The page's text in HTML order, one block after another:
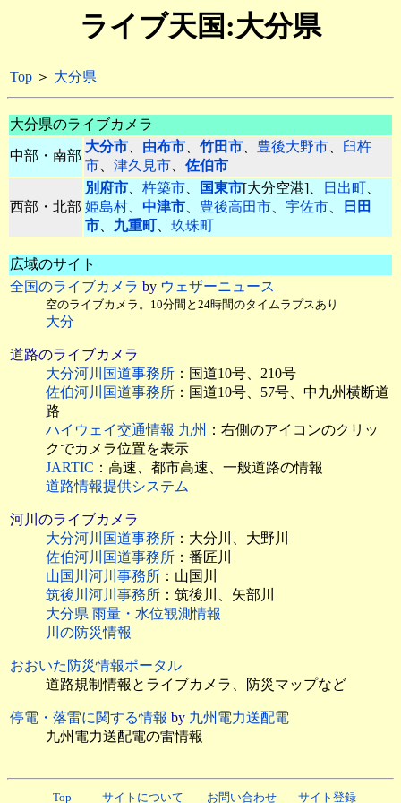
ライブ天国:大分県
Top ＞ 大分県
大分県のライブカメラ
中部・南部
大分市、 由布市、 竹田市、 豊後大野市、 臼杵
市、 津久見市、 佐伯市
西部・北部
別府市、 杵築市、 国東市[大分空港]、 日出町、
姫島村、 中津市、 豊後高田市、 宇佐市、
日田
市、 九重町、 玖珠町
広域のサイト
全国のライブカメラ by ウェザーニュース
空のライブカメラ。10分間と24時間のタイムラプスあり
大分
道路のライブカメラ
大分河川国道事務所 ：国道10号、210号
佐伯河川国道事務所 ：国道10号、57号、中九州横断道
路
ハイウェイ交通情報 九州 ：右側のアイコンのクリッ
クでカメラ位置を表示
JARTIC ：高速、都市高速、一般道路の情報
道路情報提供システム
河川のライブカメラ
大分河川国道事務所 ：大分川、大野川
佐伯河川国道事務所 ：番匠川
山国川河川事務所 ：山国川
筑後川河川事務所 ：筑後川、矢部川
大分県 雨量・水位観測情報
川の防災情報
おおいた防災情報ポータル
道路規制情報とライブカメラ、防災マップなど
停電・落雷に関する情報 by 九州電力送配電
九州電力送配電の雷情報
Top サイトについて お問い合わせ サイト登録